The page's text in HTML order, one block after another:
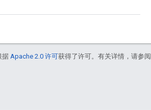
据 Apache 2.0 许可获得了许可。有关详情，请参阅